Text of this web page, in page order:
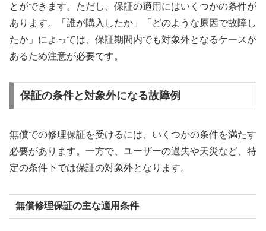
とができます。ただし、保証の適用にはいくつかの条件が
あります。「誰が購入したか」「どのような原因で故障し
たか」によっては、保証期間内でも対象外となるケースが
あるため注意が必要です。
保証の条件と対象外になる故障例
無償での修理保証を受けるには、いくつかの条件を満たす
必要があります。一方で、ユーザーの過失や天災など、特
定の条件下では保証の対象外となります。
無償修理保証の主な適用条件